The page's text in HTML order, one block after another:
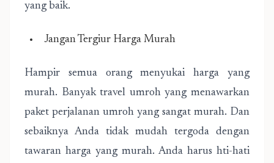
yang baik.
Jangan Tergiur Harga Murah
Hampir semua orang menyukai harga yang
murah. Banyak travel umroh yang menawarkan
paket perjalanan umroh yang sangat murah. Dan
sebaiknya Anda tidak mudah tergoda dengan
tawaran harga yang murah. Anda harus hti-hati